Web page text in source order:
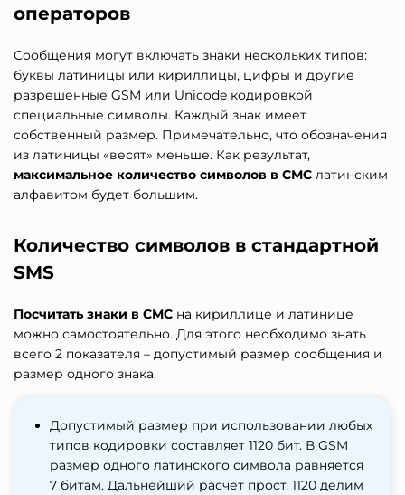
операторов
Сообщения могут включать знаки нескольких типов:
буквы латиницы или кириллицы, цифры и другие
разрешенные GSM или Unicode кодировкой
специальные символы. Каждый знак имеет
собственный размер. Примечательно, что обозначения
из латиницы «весят» меньше. Как результат,
максимальное количество символов в СМС латинским
алфавитом будет большим.
Количество символов в стандартной
SMS
Посчитать знаки в СМС на кириллице и латинице
можно самостоятельно. Для этого необходимо знать
всего 2 показателя – допустимый размер сообщения и
размер одного знака.
Допустимый размер при использовании любых
типов кодировки составляет 1120 бит. В GSM
размер одного латинского символа равняется
7 битам. Дальнейший расчет прост. 1120 делим